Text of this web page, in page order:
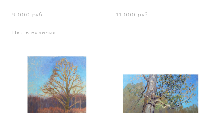
9 000 pуб.
Нет в наличии
11 000 pуб.